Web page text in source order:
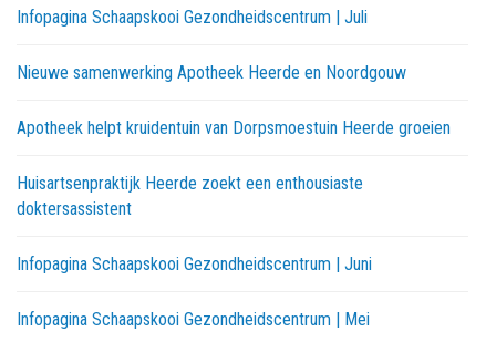
Infopagina Schaapskooi Gezondheidscentrum | Juli
Nieuwe samenwerking Apotheek Heerde en Noordgouw
Apotheek helpt kruidentuin van Dorpsmoestuin Heerde groeien
Huisartsenpraktijk Heerde zoekt een enthousiaste
doktersassistent
Infopagina Schaapskooi Gezondheidscentrum | Juni
Infopagina Schaapskooi Gezondheidscentrum | Mei